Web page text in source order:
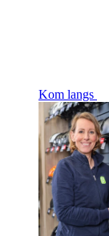
Kom langs